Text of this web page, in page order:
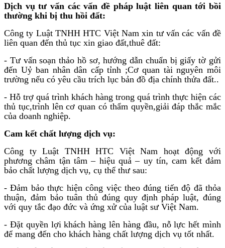
Dịch vụ tư vấn các vấn đề pháp luật liên quan tới bồi
thường khi bị thu hồi đất:
Công ty Luật TNHH HTC Việt Nam xin tư vấn các vấn đề
liên quan đến thủ tục xin giao đất,thuê đất:
- Tư vấn soạn thảo hồ sơ, hướng dẫn chuẩn bị giấy tờ gửi
đến Uỷ ban nhân dân cấp tỉnh ;Cơ quan tài nguyên môi
trường nếu có yêu cầu trích lục bản đồ địa chính thửa đất..
- Hỗ trợ quá trình khách hàng trong quá trình thực hiện các
thủ tục,trình lên cơ quan có thẩm quyền,giải đáp thắc mắc
của doanh nghiệp.
Cam kết chất lượng dịch vụ:
Công ty Luật TNHH HTC Việt Nam hoạt động với
phương châm tận tâm – hiệu quả – uy tín, cam kết đảm
bảo chất lượng dịch vụ, cụ thể thư sau:
- Đảm bảo thực hiện công việc theo đúng tiến độ đã thỏa
thuận, đảm bảo tuân thủ đúng quy định pháp luật, đúng
với quy tắc đạo đức và ứng xử của luật sư Việt Nam.
- Đặt quyền lợi khách hàng lên hàng đầu, nỗ lực hết mình
để mang đến cho khách hàng chất lượng dịch vụ tốt nhất.